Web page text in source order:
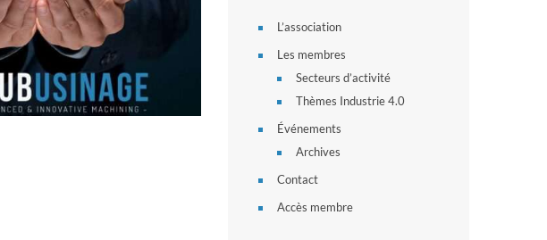
L’association
Les membres
Secteurs d’activité
Thèmes Industrie 4.0
Événements
Archives
Contact
Accès membre